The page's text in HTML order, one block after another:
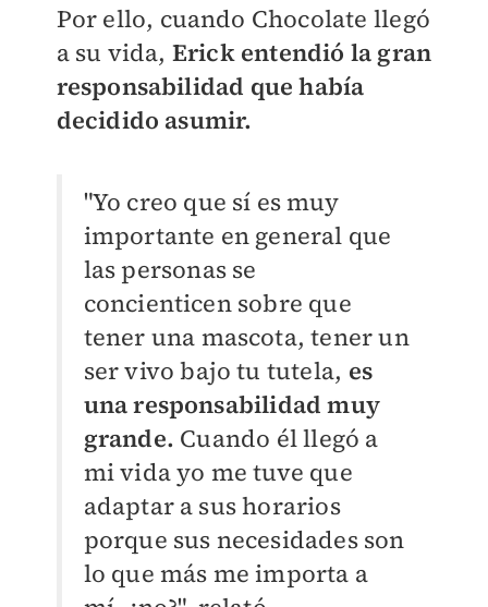
Por ello, cuando Chocolate llegó
a su vida, Erick entendió la gran
responsabilidad que había
decidido asumir.
"Yo creo que sí es muy
importante en general que
las personas se
concienticen sobre que
tener una mascota, tener un
ser vivo bajo tu tutela, es
una responsabilidad muy
grande. Cuando él llegó a
mi vida yo me tuve que
adaptar a sus horarios
porque sus necesidades son
lo que más me importa a